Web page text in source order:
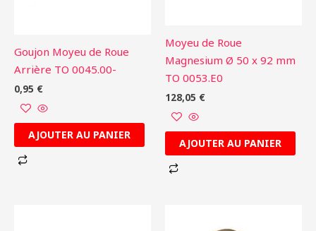
Goujon Moyeu de Roue
Arrière TO 0045.00-
0,95 €
AJOUTER AU PANIER
Moyeu de Roue
Magnesium Ø 50 x 92 mm
TO 0053.E0
128,05 €
AJOUTER AU PANIER